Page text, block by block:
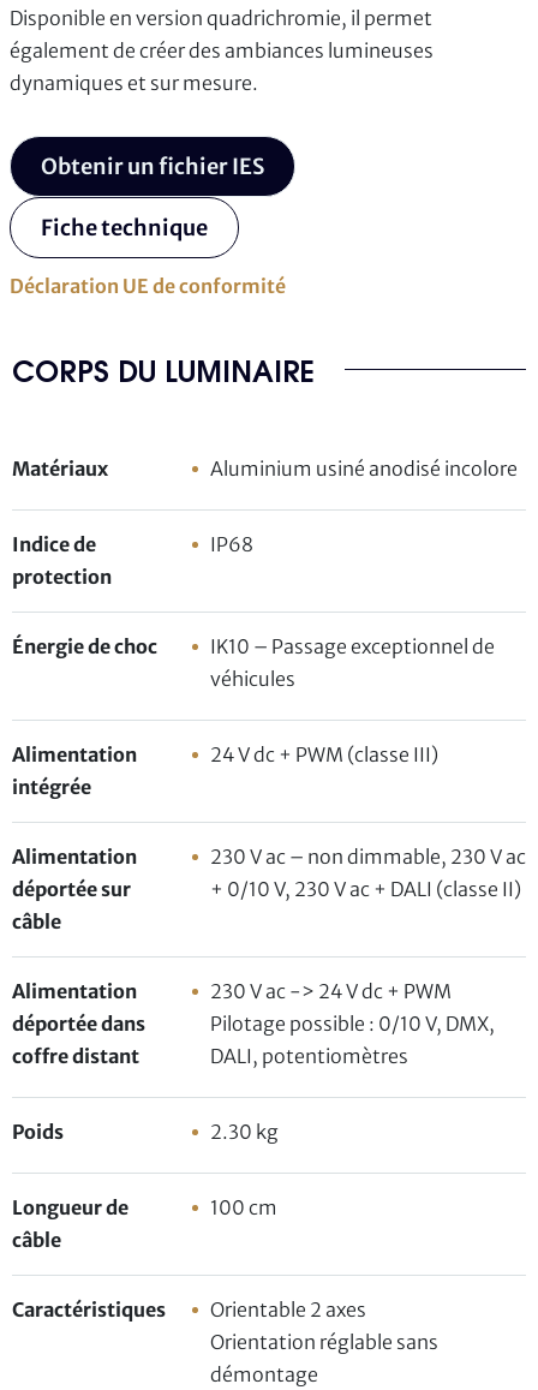
Disponible en version quadrichromie, il permet
également de créer des ambiances lumineuses
dynamiques et sur mesure.
Obtenir un fichier IES
Fiche technique
Déclaration UE de conformité
CORPS DU LUMINAIRE
Matériaux Aluminium usiné anodisé incolore
Indice de
protection
IP68
Énergie de choc
IK10 – Passage exceptionnel de
véhicules
Alimentation
intégrée
24 V dc + PWM (classe III)
Alimentation
déportée sur
câble
230 V ac – non dimmable, 230 V ac
+ 0/10 V, 230 V ac + DALI (classe II)
Alimentation
déportée dans
coffre distant
230 V ac -> 24 V dc + PWM
Pilotage possible : 0/10 V, DMX,
DALI, potentiomètres
Poids 2.30 kg
Longueur de
câble
100 cm
Caractéristiques
Orientable 2 axes
Orientation réglable sans
démontage